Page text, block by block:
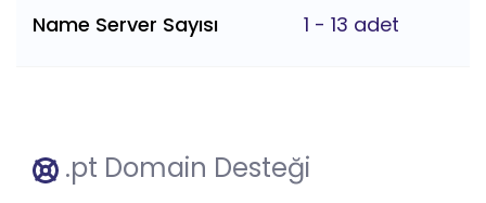
Name Server Sayısı 1 - 13 adet
.pt Domain Desteği